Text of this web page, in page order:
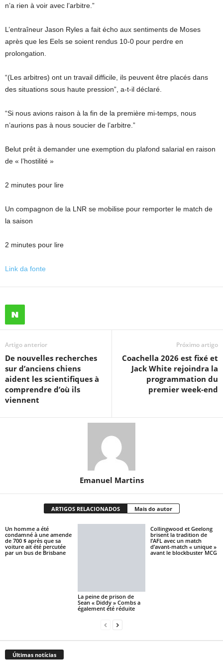
n’a rien à voir avec l’arbitre.”
L’entraîneur Jason Ryles a fait écho aux sentiments de Moses
après que les Eels se soient rendus 10-0 pour perdre en
prolongation.
“(Les arbitres) ont un travail difficile, ils peuvent être placés dans
des situations sous haute pression”, a-t-il déclaré.
“Si nous avions raison à la fin de la première mi-temps, nous
n’aurions pas à nous soucier de l’arbitre.”
Belut prêt à demander une exemption du plafond salarial en raison
de « l’hostilité »
2 minutes pour lire
Un compagnon de la LNR se mobilise pour remporter le match de
la saison
2 minutes pour lire
Link da fonte
Artigo anterior
De nouvelles recherches
sur d’anciens chiens
aident les scientifiques à
comprendre d’où ils
viennent
Próximo artigo
Coachella 2026 est fixé et
Jack White rejoindra la
programmation du
premier week-end
Emanuel Martins
ARTIGOS RELACIONADOS Mais do autor
Un homme a été
condamné à une amende
de 700 $ après que sa
voiture ait été percutée
par un bus de Brisbane
La peine de prison de
Sean « Diddy » Combs a
également été réduite
Collingwood et Geelong
brisent la tradition de
l’AFL avec un match
d’avant-match « unique »
avant le blockbuster MCG
Últimas notícias